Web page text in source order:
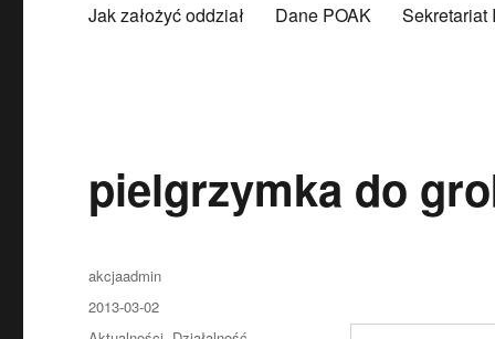
Jak założyć oddział
Dane POAK Sekretariat
pielgrzymka do
Autor
akcjaadmin
Opublikowano
2013-03-02